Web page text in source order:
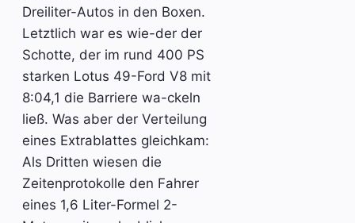
Dreiliter-Autos in den Boxen.
Letztlich war es wie-der der
Schotte, der im rund 400 PS
starken Lotus 49-Ford V8 mit
8:04,1 die Barriere wa-ckeln
ließ. Was aber der Verteilung
eines Extrablattes gleichkam:
Als Dritten wiesen die
Zeitenprotokolle den Fahrer
eines 1,6 Liter-Formel 2-